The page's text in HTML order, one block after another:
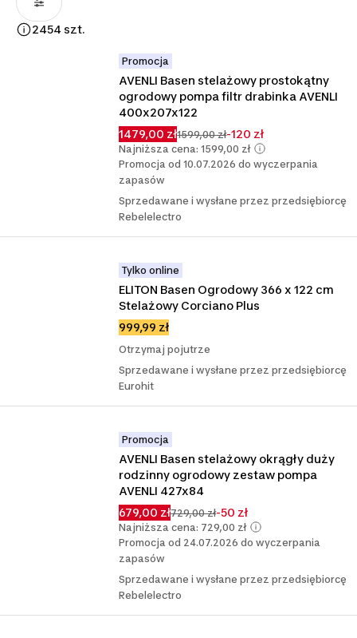
2454 szt.
Promocja
AVENLI Basen stelażowy prostokątny
ogrodowy pompa filtr drabinka AVENLI
400x207x122
1479,00 zł1599,00 zł-120 zł
Najniższa cena: 1599,00 zł
Promocja od 10.07.2026 do wyczerpania
zapasów
Sprzedawane i wysłane przez przedsiębiorcę
Rebelelectro
Tylko online
ELITON Basen Ogrodowy 366 x 122 cm
Stelażowy Corciano Plus
999,99 zł
Otrzymaj pojutrze
Sprzedawane i wysłane przez przedsiębiorcę
Eurohit
Promocja
AVENLI Basen stelażowy okrągły duży
rodzinny ogrodowy zestaw pompa
AVENLI 427x84
679,00 zł729,00 zł-50 zł
Najniższa cena: 729,00 zł
Promocja od 24.07.2026 do wyczerpania
zapasów
Sprzedawane i wysłane przez przedsiębiorcę
Rebelelectro